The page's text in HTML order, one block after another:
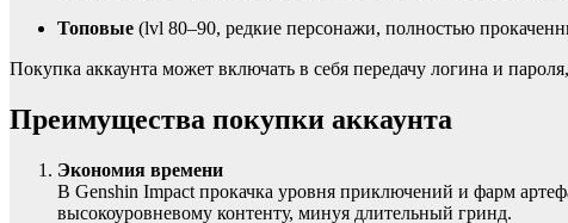
Топовые (lvl 80–90, редкие персонажи, полностью
Покупка аккаунта может включать в себя передачу логина и
Преимущества покупки аккаунта
Экономия времени
В Genshin Impact прокачка уровня приключений и фарм
высокоуровневому контенту, минуя длительный гринд.